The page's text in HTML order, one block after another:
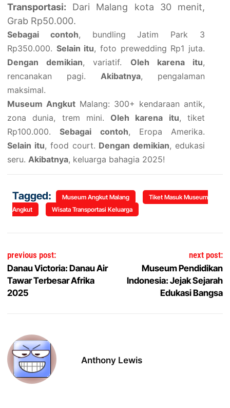
Transportasi: Dari Malang kota 30 menit,
Grab Rp50.000.
Sebagai contoh, bundling Jatim Park 3
Rp350.000. Selain itu, foto prewedding Rp1 juta.
Dengan demikian, variatif. Oleh karena itu,
rencanakan pagi. Akibatnya, pengalaman
maksimal.
Museum Angkut Malang: 300+ kendaraan antik,
zona dunia, trem mini. Oleh karena itu, tiket
Rp100.000.Sebagai contoh, Eropa Amerika.
Selain itu, food court. Dengan demikian, edukasi
seru. Akibatnya, keluarga bahagia 2025!
Tagged: Museum Angkut Malang
Tiket Masuk Museum
Angkut
Wisata Transportasi Keluarga
Post navigation
previous post:
Danau Victoria: Danau Air
Tawar Terbesar Afrika
2025
next post:
Museum Pendidikan
Indonesia: Jejak Sejarah
Edukasi Bangsa
Anthony Lewis